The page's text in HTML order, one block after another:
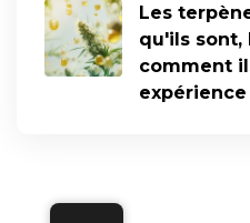
Les
qu'ils sont,
comment
expérience